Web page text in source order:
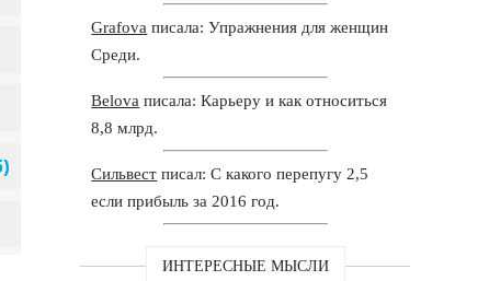
Grafova писала: Упражнения для женщин
Среди.
Belova писала: Карьеру и как относиться
8,8 млрд.
Сильвест писал: С какого перепугу 2,5
если прибыль за 2016 год.
ИНТЕРЕСНЫЕ МЫСЛИ